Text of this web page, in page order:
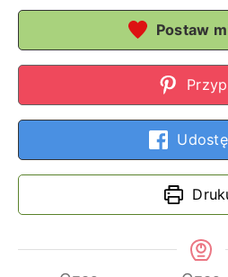
Postaw